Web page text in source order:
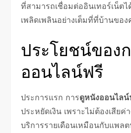
ที่สามารถเชื่อมต่ออินเทอร์เน็ต
เพลิดเพลินอย่างเต็มที่ที่บ้านของ
ประโยชน์ของ
ออนไลน์ฟรี
ประการแรก การดูหนังออนไล
ประหยัดเงิน เพราะไม่ต้องเสีย
บริการรายเดือนเหมือนกับแพล